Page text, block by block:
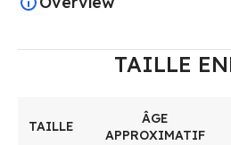
TAILLE
TAILLE
ÂGE
APPROXIMATIF